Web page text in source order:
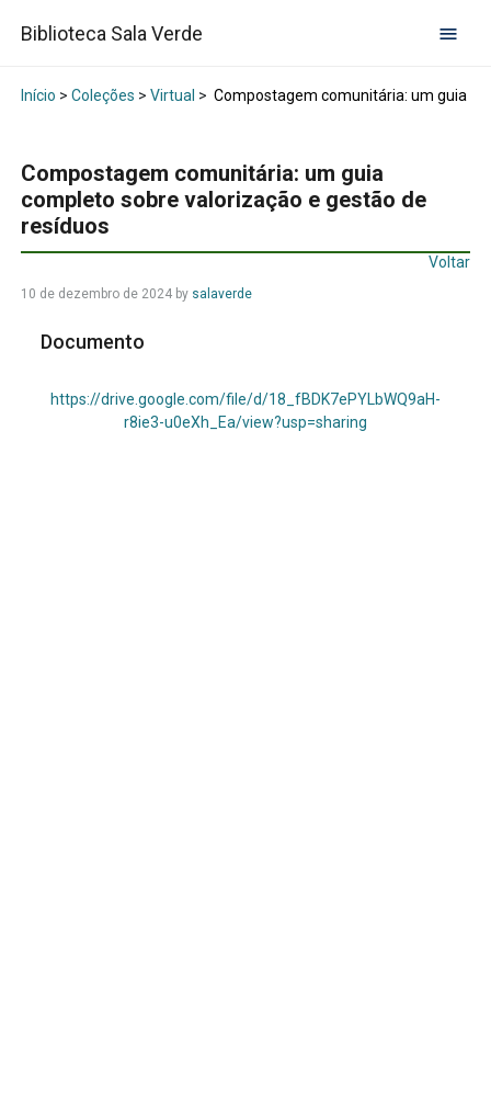
Biblioteca Sala Verde
Início > Coleções > Virtual > Compostagem comunitária: um guia
Compostagem comunitária: um guia
completo sobre valorização e gestão de
resíduos
Voltar
10 de dezembro de 2024by salaverde
Documento
https://drive.google.com/file/d/18_fBDK7ePYLbWQ9aH-
r8ie3-u0eXh_Ea/view?usp=sharing